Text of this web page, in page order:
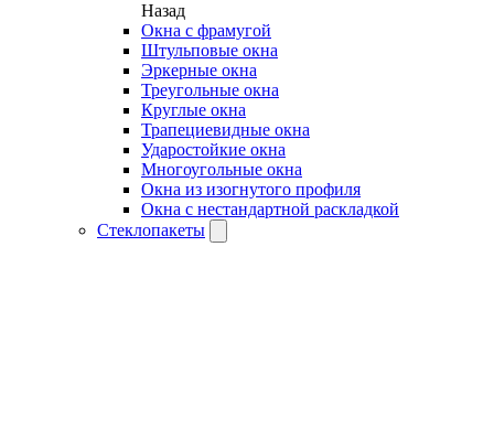
Назад
Окна с фрамугой
Штульповые окна
Эркерные окна
Треугольные окна
Круглые окна
Трапециевидные окна
Ударостойкие окна
Многоугольные окна
Окна из изогнутого профиля
Окна с нестандартной раскладкой
Стеклопакеты